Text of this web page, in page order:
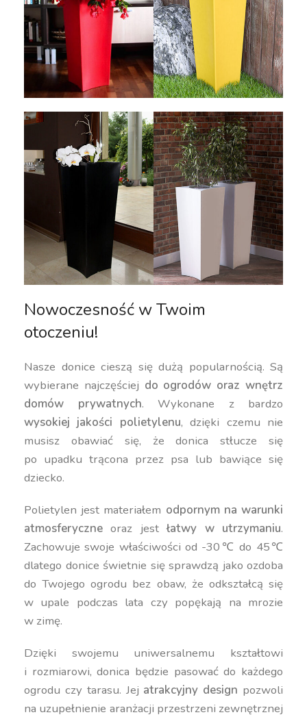
Nowoczesność w Twoim
otoczeniu!
Nasze donice cieszą się dużą popularnością. Są
wybierane najczęściej do ogrodów oraz wnętrz
domów prywatnych. Wykonane z bardzo
wysokiej jakości polietylenu, dzięki czemu nie
musisz obawiać się, że donica stłucze się
po upadku trącona przez psa lub bawiące się
dziecko.
Polietylen jest materiałem odpornym na warunki
atmosferyczne oraz jestłatwy w utrzymaniu.
Zachowuje swoje właściwości od -30℃ do 45℃
dlatego donice świetnie się sprawdzą jako ozdoba
do Twojego ogrodu bez obaw, że odkształcą się
w upale podczas lata czy popękają na mrozie
w zimę.
Dzięki swojemu uniwersalnemu kształtowi
i rozmiarowi, donica będzie pasować do każdego
ogrodu czy tarasu. Jej atrakcyjny design pozwoli
na uzupełnienie aranżacji przestrzeni zewnętrznej